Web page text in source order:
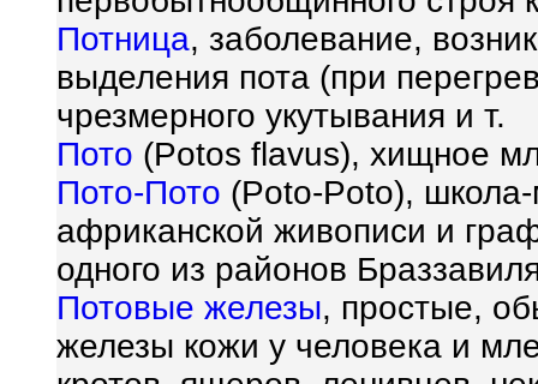
Потница, заболевание,
выделения пота (при
чрезмерного укутывания и т.
Пото (Potos flavus), хищное
Пото-Пото (Poto-Poto),
африканской живописи и
одного из районов
Потовые железы, простые,
железы кожи у человека и